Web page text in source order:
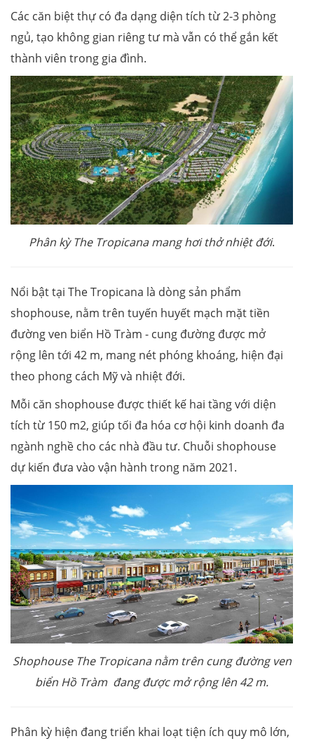
Các căn biệt thự có đa dạng diện tích từ 2-3 phòng
ngủ, tạo không gian riêng tư mà vẫn có thể gắn kết
thành viên trong gia đình.
Phân kỳ The Tropicana mang hơi thở nhiệt đới.
Nổi bật tại The Tropicana là dòng sản phẩm
shophouse, nằm trên tuyến huyết mạch mặt tiền
đường ven biển Hồ Tràm - cung đường được mở
rộng lên tới 42 m, mang nét phóng khoáng, hiện đại
theo phong cách Mỹ và nhiệt đới.
Mỗi căn shophouse được thiết kế hai tầng với diện
tích từ 150 m2, giúp tối đa hóa cơ hội kinh doanh đa
ngành nghề cho các nhà đầu tư. Chuỗi shophouse
dự kiến đưa vào vận hành trong năm 2021.
Shophouse The Tropicana nằm trên cung đường ven
biển Hồ Tràm đang được mở rộng lên 42 m.
Phân kỳ hiện đang triển khai loạt tiện ích quy mô lớn,